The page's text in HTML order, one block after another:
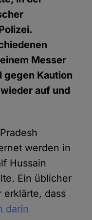
Messer
gegen Kaution
auf und
werden in
Hussain
Ein üblicher
erklärte, dass
darin